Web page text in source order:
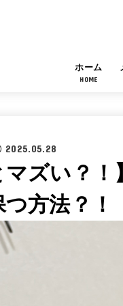
ホーム
HOME
2025.05.28
マズい？
方法？！